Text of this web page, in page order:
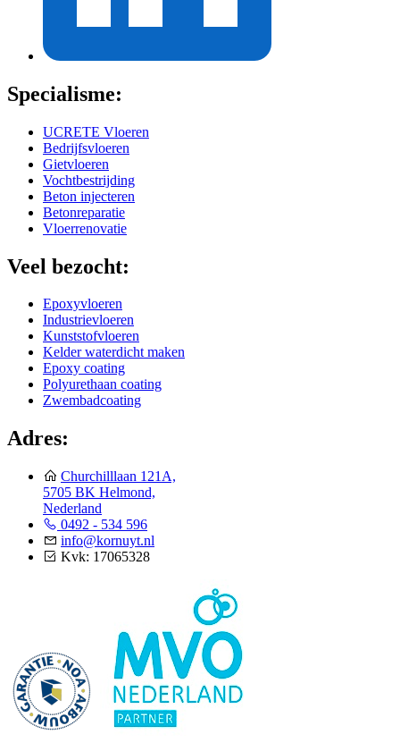
Specialisme:
UCRETE Vloeren
Bedrijfsvloeren
Gietvloeren
Vochtbestrijding
Beton injecteren
Betonreparatie
Vloerrenovatie
Veel bezocht:
Epoxyvloeren
Industrievloeren
Kunststofvloeren
Kelder waterdicht maken
Epoxy coating
Polyurethaan coating
Zwembadcoating
Adres:
Churchilllaan 121A,
5705 BK Helmond,
Nederland
0492 - 534 596
info@kornuyt.nl
Kvk: 17065328